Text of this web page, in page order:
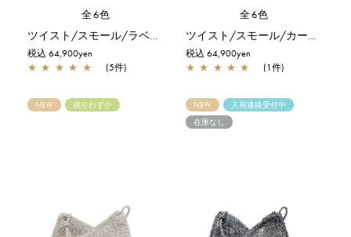
全6色
ツイスト/スモール/ラベンダーシルバー
税込 64,900yen
★ ★ ★ ★ ★ (5件)
全6色
ツイスト/スモール/カーキシルバー
税込 64,900yen
★ ★ ★ ★ ★ (1件)
NEW 残りわずか NEW
入荷連絡受付中
在庫なし